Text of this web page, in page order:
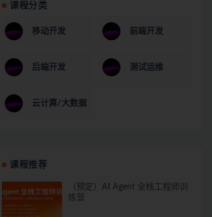
课程分类
移动开发 前端开发
后端开发 测试运维
云计算/大数据
课程推荐
（预定）AI Agent 全栈工程师训
练营